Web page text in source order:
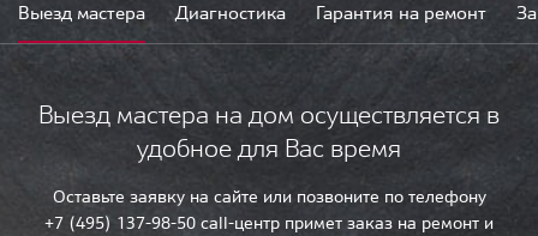
Выезд мастера Диагностика Гарантия на ремонт
Выезд мастера на дом осуществляется в
удобное для Вас время
Оставьте заявку на сайте или позвоните по телефону
+7 (495) 137-98-50 call-центр примет заказ на ремонт и